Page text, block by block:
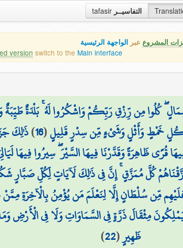
tafasir التفاسيــر
المشروع عبر الواجهة الرئيسية
version switch to the Main interface
كُلُوا مِن رِّزْقِ رَبِّكُمْ وَاشْكُرُوا لَهُ ۚ بَلْدَةٌ
أُكُلٍ خَمْطٍ وَأَثْلٍ وَشَيْءٍ مِّن سِدْرٍ قَلِيلٍ(
16
)ذَٰلِكَ
قُرًى ظَاهِرَةً وَقَدَّرْنَا فِيهَا السَّيْرَ ۖ سِيرُوا فِيهَا
كُلَّ مُمَزَّقٍ ۚ إِنَّ فِي ذَٰلِكَ لَآيَاتٍ لِّكُلِّ صَبَّارٍ
مِّن سُلْطَانٍ إِلَّا لِنَعْلَمَ مَن يُؤْمِنُ بِالْآخِرَةِ
مِثْقَالَ ذَرَّةٍ فِي السَّمَاوَاتِ وَلَا فِي الْأَرْضِ
ظَهِيرٍ(
22
)